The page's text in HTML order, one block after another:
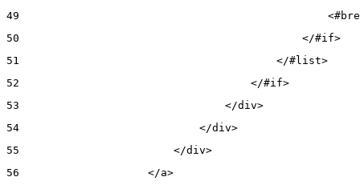
49
50
                                            </#if>
51
                                        </#list>
52
                                    </#if>
53
                                </div>
54
                            </div>
55
                        </div>
56
                    </a>